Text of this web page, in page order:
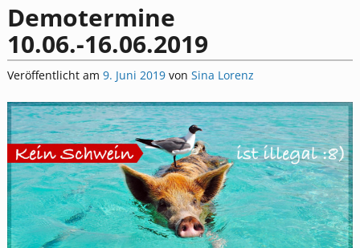
Demotermine
10.06.-16.06.2019
Veröffentlicht am 9. Juni 2019 von Sina Lorenz